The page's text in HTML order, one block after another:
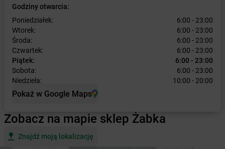
Godziny otwarcia:
Poniedziałek:
6:00 - 23:00
Wtorek:
6:00 - 23:00
Środa:
6:00 - 23:00
Czwartek:
6:00 - 23:00
Piątek:
6:00 - 23:00
Sobota:
6:00 - 23:00
Niedziela:
10:00 - 20:00
Pokaż w Google Maps
Zobacz na mapie sklep Żabka
Znajdź moją lokalizację